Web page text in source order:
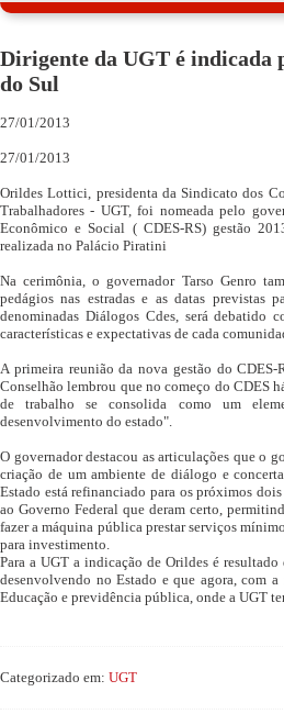
Dirigente da UGT é indicada
do Sul
27/01/2013
27/01/2013
Orildes Lottici, presidenta da Sindicato dos
Trabalhadores - UGT, foi nomeada pelo
Econômico e Social ( CDES-RS) gestão
realizada no Palácio Piratini
Na cerimônia, o governador Tarso Genro
pedágios nas estradas e as datas previstas
denominadas Diálogos Cdes, será debatido
características e expectativas de cada
A primeira reunião da nova gestão do
Conselhão lembrou que no começo do CDES
de trabalho se consolida como um
desenvolvimento do estado".
O governador destacou as articulações que o
criação de um ambiente de diálogo e
Estado está refinanciado para os próximos
ao Governo Federal que deram certo,
fazer a máquina pública prestar serviços
para investimento.
Para a UGT a indicação de Orildes é
desenvolvendo no Estado e que agora, com
Educação e previdência pública, onde a UGT
Categorizado em: UGT